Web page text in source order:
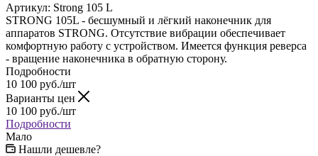
Артикул: Strong 105 L
STRONG 105L - бесшумный и лёгкий наконечник для
аппаратов STRONG. Отсутствие вибрации обеспечивает
комфортную работу с устройством. Имеется функция реверса
- вращение наконечника в обратную сторону.
Подробности
10 100 руб./шт
Варианты цен
10 100 руб./шт
Подробности
Мало
Нашли дешевле?